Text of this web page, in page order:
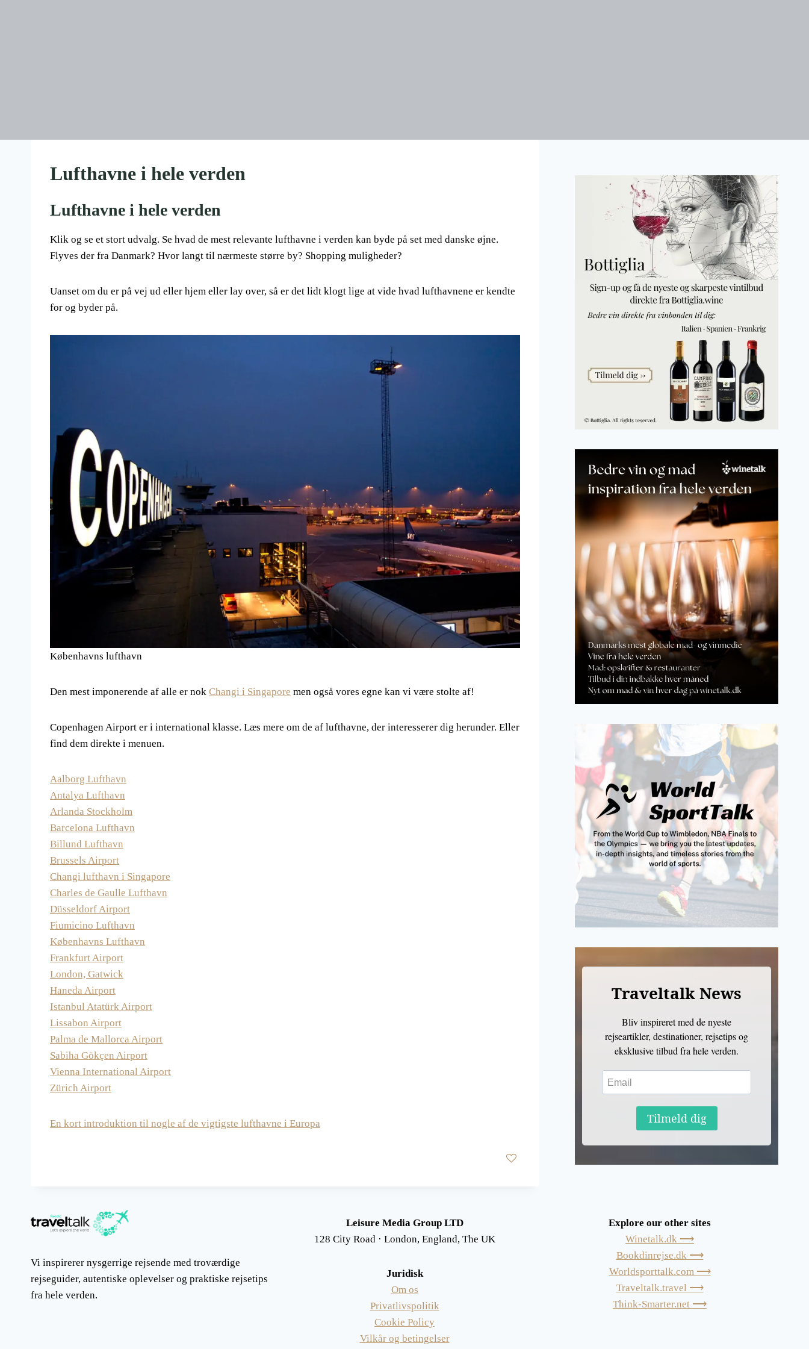
Lufthavne i hele verden
Lufthavne i hele verden
Klik og se et stort udvalg. Se hvad de mest relevante lufthavne i verden kan byde på set med danske øjne.
Flyves der fra Danmark? Hvor langt til nærmeste større by? Shopping muligheder?
Uanset om du er på vej ud eller hjem eller lay over, så er det lidt klogt lige at vide hvad lufthavnene er kendte
for og byder på.
Københavns lufthavn
Den mest imponerende af alle er nok Changi i Singapore men også vores egne kan vi være stolte af!
Copenhagen Airport er i international klasse. Læs mere om de af lufthavne, der interesserer dig herunder. Eller
find dem direkte i menuen.
Aalborg Lufthavn
Antalya Lufthavn
Arlanda Stockholm
Barcelona Lufthavn
Billund Lufthavn
Brussels Airport
Changi lufthavn i Singapore
Charles de Gaulle Lufthavn
Düsseldorf Airport
Fiumicino Lufthavn
Københavns Lufthavn
Frankfurt Airport
London, Gatwick
Haneda Airport
Istanbul Atatürk Airport
Lissabon Airport
Palma de Mallorca Airport
Sabiha Gökçen Airport
Vienna International Airport
Zürich Airport
En kort introduktion til nogle af de vigtigste lufthavne i Europa
Traveltalk News
Bliv inspireret med de nyeste
rejseartikler, destinationer, rejsetips og
eksklusive tilbud fra hele verden.
Tilmeld dig
Vi inspirerer nysgerrige rejsende med troværdige
rejseguider, autentiske oplevelser og praktiske rejsetips
fra hele verden.
Leisure Media Group LTD
128 City Road · London, England, The UK
Juridisk
Om os
Privatlivspolitik
Cookie Policy
Vilkår og betingelser
Explore our other sites
Winetalk.dk ⟶
Bookdinrejse.dk ⟶
Worldsporttalk.com ⟶
Traveltalk.travel ⟶
Think-Smarter.net ⟶